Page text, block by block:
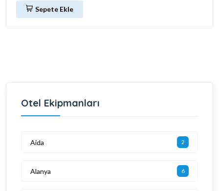
Sepete Ekle
Otel Ekipmanları
Aida 2
Alanya 6